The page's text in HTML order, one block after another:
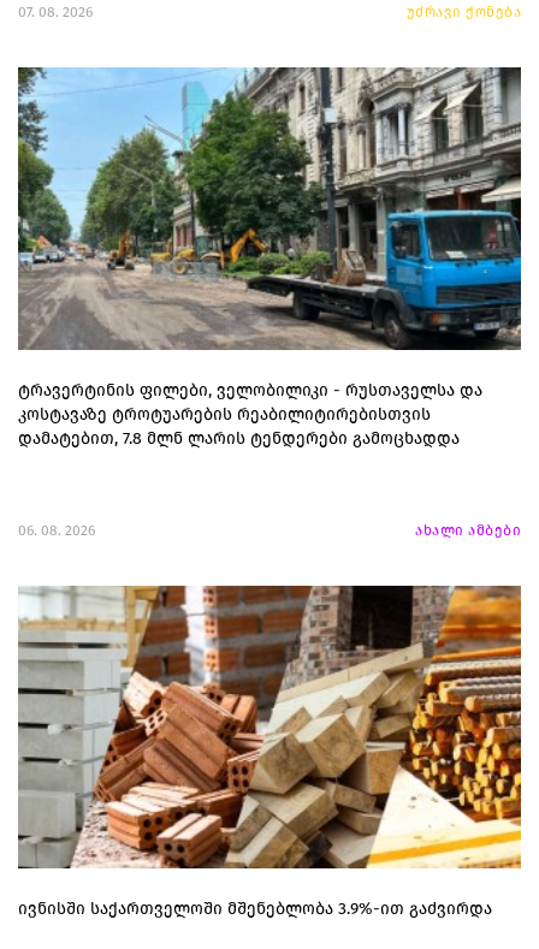
07. 08. 2026 უძრავი ქონება
ტრავერტინის ფილები, ველობილიკი - რუსთაველსა და
კოსტავაზე ტროტუარების რეაბილიტირებისთვის
დამატებით, 7.8 მლნ ლარის ტენდერები გამოცხადდა
06. 08. 2026 ახალი ამბები
ივნისში საქართველოში მშენებლობა 3.9%-ით გაძვირდა